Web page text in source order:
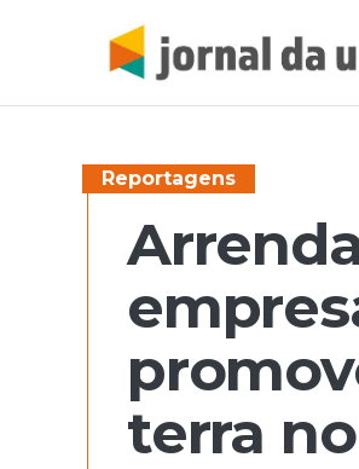
Reportagens
terra